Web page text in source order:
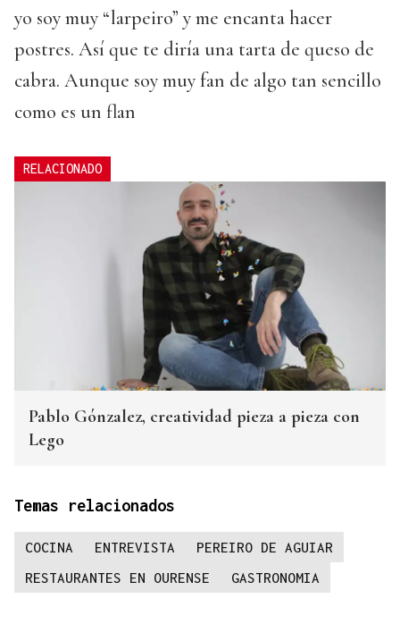
yo soy muy “larpeiro” y me encanta hacer
postres. Así que te diría una tarta de queso de
cabra. Aunque soy muy fan de algo tan sencillo
como es un flan
RELACIONADO
Pablo Gónzalez, creatividad pieza a pieza con
Lego
Temas relacionados
COCINA ENTREVISTA
PEREIRO DE AGUIAR
RESTAURANTES EN OURENSE
GASTRONOMIA